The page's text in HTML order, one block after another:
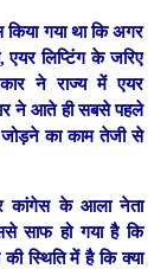
गया था कि अगर
एयर लिप्टिंग के जरिए
ने राज्य में एयर
ने आते ही सबसे पहले
जोड़ने का काम तेजी से
कांगेस के आला नेता
साफ हो गया है कि
स्थिति में है कि क्या